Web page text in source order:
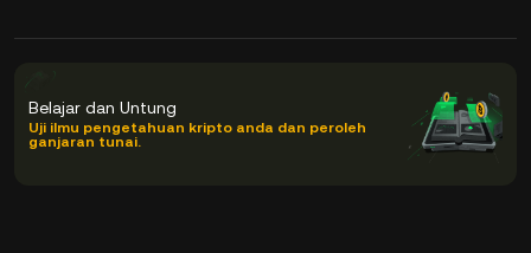
Belajar dan Untung
Uji ilmu pengetahuan kripto anda dan peroleh
ganjaran tunai.